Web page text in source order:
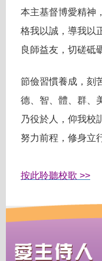
本主基督博愛精神
格我以誠，導我以
良師益友，切磋砥
節儉習慣養成，刻
德、智、體、群、
乃役於人，仰我校
努力前程，修身立
按此聆聽校歌 >>